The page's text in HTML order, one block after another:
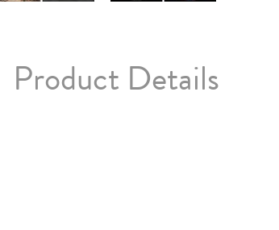
Product Details